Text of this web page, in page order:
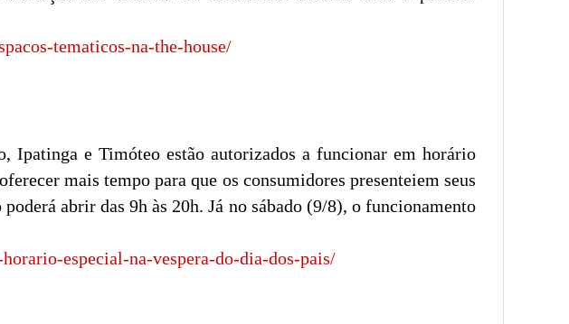
tematicos-na-the-house/
Ipatinga e Timóteo estão autorizados a funcionar em horário
mais tempo para que os consumidores presenteiem seus
abrir das 9h às 20h. Já no sábado (9/8), o funcionamento
especial-na-vespera-do-dia-dos-pais/